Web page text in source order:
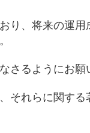
り、将来の運
さるようにお願
それらに関す